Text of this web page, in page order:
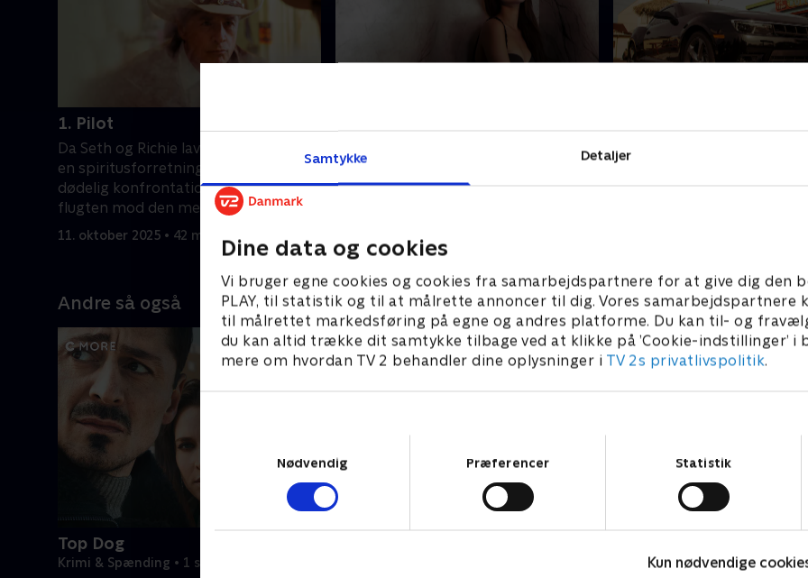
Samtykke Detaljer
Dine data og cookies
Vi bruger egne cookies og cookies fra samarbejdspartnere for at give dig den
PLAY, til statistik og til at målrette annoncer til dig. Vores samarbejdspartnere
til målrettet markedsføring på egne og andres platforme. Du kan til- og
du kan altid trække dit samtykke tilbage ved at klikke på ’Cookie-indstillinger’ i
mere om hvordan TV 2 behandler dine oplysninger i TV 2s privatlivspolitik.
Nødvendig
Præferencer Statistik
Kun nødvendige
1. Pilot
Da Seth og Richie laver et pitstop ved
en spiritusforretning, ender det i en
dødelig konfrontation, og de må tage
flugten mod den mexicanske grænse.
11. oktober 2025 • 42 min
I det sydlige Texas er Gecko-brødrene
tæt på at kollidere med familien
Fuller, der er på en desperat rejse
11. oktober 2025 • 44 min
Seth er tvunget til at stoppe
motel, og sammen med
Andre så også
Top Dog
Krimi & Spænding • 1 sæsoner